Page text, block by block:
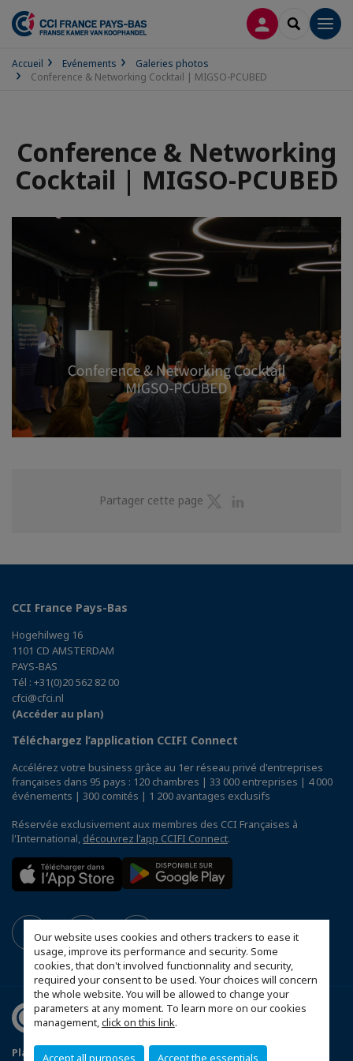
Our website uses cookies and others trackers to ease it
usage, improve its performance and security. Some
cookies, that don't involved functionnality and security,
required your consent to be used. Your choices will concern
the whole website. You will be allowed to change your
parameters at any moment. To learn more on our cookies
management,click on this link.
Accept all purposes Accept the essentials
CONNEXION
Accueil Evénements
Galeries photos
Conference & Networking Cocktail | MIGSO-PCUBED
Conference & Networking
Cocktail | MIGSO-PCUBED
Partager cette page
Partager
CCI France Pays-Bas
Hogehilweg 16
1101 CD AMSTERDAM
PAYS-BAS
Tél : +31(0)20 562 82 00
cfci@cfci.nl
(Accéder au plan)
Téléchargez l’application CCIFI Connect
Accélérez votre business grâce au 1er réseau privé d'entreprises
françaises dans 95 pays : 120 chambres | 33 000 entreprises | 4 000
événements | 300 comités | 1 200 avantages exclusifs
Réservée exclusivement aux membres des CCI Françaises à
l'International, découvrez l'app CCIFI Connect.
Plan du site Mentions légales Politique de sponsoring